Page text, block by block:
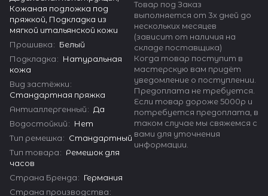
Кожаная подложка под
пряжкой, Подкладка из
мягкой итальянской кожи
Прошивка: Белый
Подкладка: Натуральная
кожа
Вид застёжки:
Стандартная пряжка
Антиаллергенный: Да
Водостойкий: Нет
Тип ремешка: Стандартный
Тип товара: Ремешок для
часов
Страна Бренда: Германия
Страна производства:
Товар под Заказ
выполняется от 3х дней до
нескольких месяцев
(зависит от наличия на
складе поставщика)
Когда товар поступит в
мастерскую вам придёт
уведомление о поступлении.
Предоплата не требуется.
Если товар дороже 5000р и
потребуется предоплата, в
таком случае мы свяжемся с
вами для уточнения
информации.